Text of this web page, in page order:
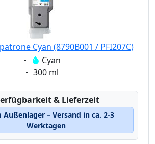
Cyan (8790B001 / PFI207C)
Eigenschaft:
Cyan
Eigenschaft:
300 ml
& Lieferzeit
Außenlager – Versand in ca. 2-3
Werktagen